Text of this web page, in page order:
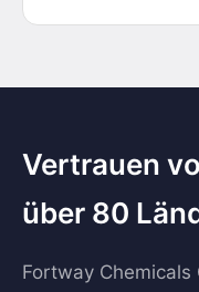
Vertrauen
über 80
Fortway